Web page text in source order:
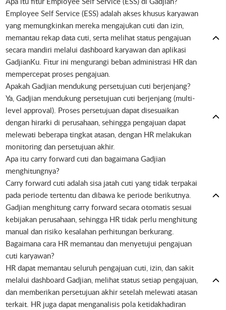
Employee Self Service (ESS) adalah akses khusus karyawan
yang memungkinkan mereka mengajukan cuti dan izin,
memantau rekap data cuti, serta melihat status pengajuan
secara mandiri melalui dashboard karyawan dan aplikasi
GadjianKu. Fitur ini mengurangi beban administrasi HR dan
mempercepat proses pengajuan.
Apakah Gadjian mendukung persetujuan cuti berjenjang?
Ya, Gadjian mendukung persetujuan cuti berjenjang (multi-
level approval). Proses persetujuan dapat disesuaikan
dengan hirarki di perusahaan, sehingga pengajuan dapat
melewati beberapa tingkat atasan, dengan HR melakukan
monitoring dan persetujuan akhir.
Apa itu carry forward cuti dan bagaimana Gadjian
menghitungnya?
Carry forward cuti adalah sisa jatah cuti yang tidak terpakai
pada periode tertentu dan dibawa ke periode berikutnya.
Gadjian menghitung carry forward secara otomatis sesuai
kebijakan perusahaan, sehingga HR tidak perlu menghitung
manual dan risiko kesalahan perhitungan berkurang.
Bagaimana cara HR memantau dan menyetujui pengajuan
cuti karyawan?
HR dapat memantau seluruh pengajuan cuti, izin, dan sakit
melalui dashboard Gadjian, melihat status setiap pengajuan,
dan memberikan persetujuan akhir setelah melewati atasan
terkait. HR juga dapat menganalisis pola ketidakhadiran